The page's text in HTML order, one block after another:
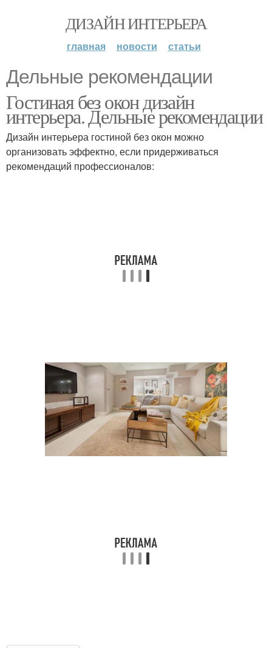
ДИЗАЙН ИНТЕРЬЕРА
главная новости статьи
Дельные рекомендации
Гостиная без окон дизайн
интерьера. Дельные рекомендации
Дизайн интерьера гостиной без окон можно
организовать эффектно, если придерживаться
рекомендаций профессионалов: